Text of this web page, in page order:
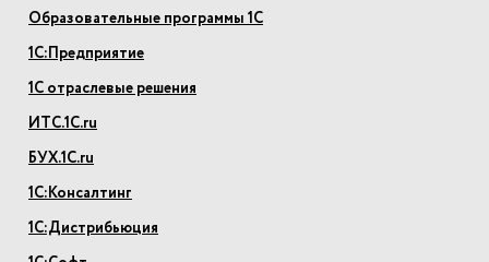
Образовательные программы 1С
1С:Предприятие
1С отраслевые решения
ИТС.1С.ru
БУХ.1С.ru
1С:Консалтинг
1С:Дистрибьюция